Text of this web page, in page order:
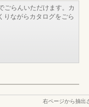
ごらんいただけます。カ
りながらカタログをごら
右ページから抽出